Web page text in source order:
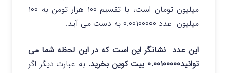
میلیون تومان است، با تقسیم ۱۰۰ هزار تومن به ۱۰۰
میلیون عدد ۰.۰۰۱۰۰۰۰۰ به دست می آید.
این عدد نشانگر این است که در این لحظه شما می
توانید۰.۰۰۱۰۰۰۰۰ بیت کوین بخرید.
به عبارت دیگر اگر